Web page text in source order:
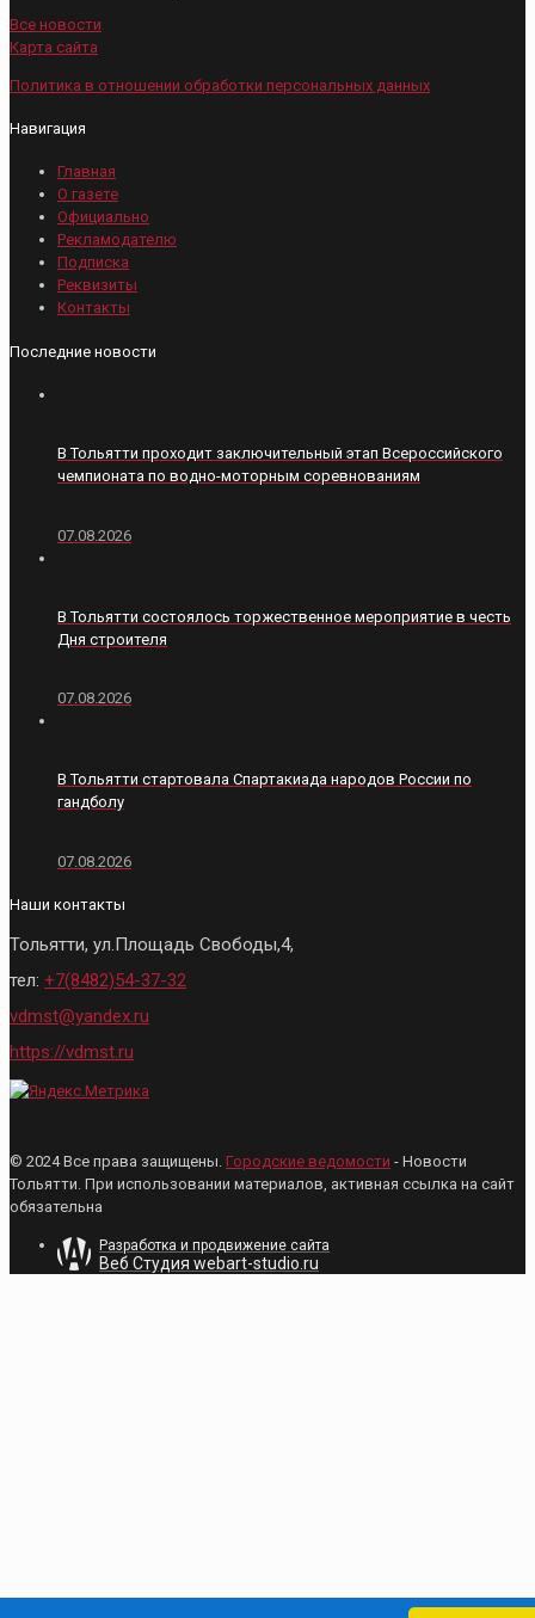
Все новости
Карта сайта
Политика в отношении обработки персональных данных
Навигация
Главная
О газете
Официально
Рекламодателю
Подписка
Реквизиты
Контакты
Последние новости
В Тольятти проходит заключительный этап Всероссийского
чемпионата по водно-моторным соревнованиям
07.08.2026
В Тольятти состоялось торжественное мероприятие в честь
Дня строителя
07.08.2026
В Тольятти стартовала Спартакиада народов России по
гандболу
07.08.2026
Наши контакты
Тольятти, ул.Площадь Свободы,4,
тел: +7(8482)54-37-32
vdmst@yandex.ru
https://vdmst.ru
© 2024 Все права защищены. Городские ведомости - Новости
Тольятти. При использовании материалов, активная ссылка на сайт
обязательна
Разработка и продвижение сайта
Веб Студия webart-studio.ru